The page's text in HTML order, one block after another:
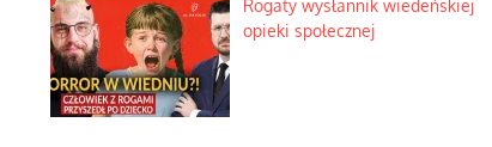
Rogaty wysłannik wiedeńskiej
opieki społecznej